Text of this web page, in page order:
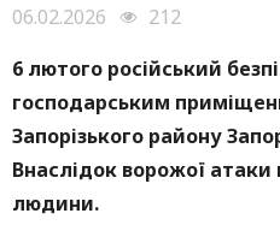
06.02.2026
212
6 лютого російський
господарським
Запорізького району
Внаслідок ворожої
людини.